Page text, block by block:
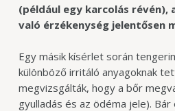
(például egy karcolás révén),
való érzékenység jelentősen
Egy másik kísérlet során
különböző irritáló anyagoknak
megvizsgálták, hogy a bőr
gyulladás és az ödéma jele).